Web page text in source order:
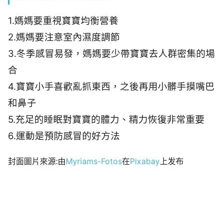
1.媽媽要重視寶寶均衡營養
2.媽媽要注意室內濕度調節
3.冬季感冒易發，媽媽要少帶寶寶去人群密集的場
合
4.寶寶小手喜歡亂抓東西，之後再用小髒手摸嘴巴
和鼻子
5.充足的睡眠對寶寶的體力、精力恢復非常重要
6.運動是預防感冒的好方法
封面圖片來源:由Myriams-Fotos在Pixabay 上发布